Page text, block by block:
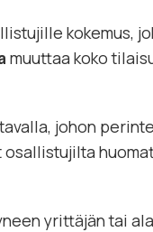
kokemus,
muuttaa koko
johon
yrittäjän tai